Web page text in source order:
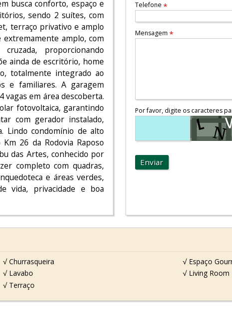
busca conforto, espaço e
sendo 2 suítes, com
terraço privativo e amplo
amplo, com
proporcionando
ainda de escritório, home
totalmente integrado ao
e familiares. A garagem
vagas em área descoberta.
fotovoltaica, garantindo
com gerador instalado,
Lindo condomínio de alto
26 da Rodovia Raposo
das Artes, conhecido por
completo com quadras,
e áreas verdes,
vida, privacidade e boa
Telefone *
Mensagem *
Por favor, digite os caracteres
Enviar
√ Churrasqueira
√ Espaço
√ Lavabo
√ Living Room
√ Terraço